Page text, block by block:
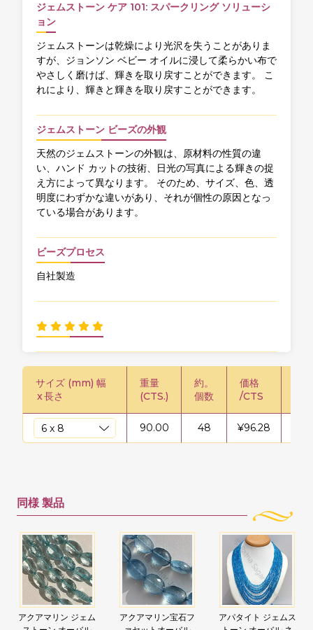
ジェムストーン ケア 101: スパークリング ソリューシ
ョン
ジェムストーンは乾燥により光沢を失うことがありま
すが、ジョンソン ベビー オイルに浸して柔らかい布で
やさしく磨けば、輝きを取り戻すことができます。 こ
れにより、輝きと輝きを取り戻すことができます。
ジェムストーン ビーズの外観
天然のジェムストーンの外観は、原材料の性質の違
い、ハンド カットの技術、日光の写真による輝きの捉
え方によって異なります。 そのため、サイズ、色、透
明度にわずかな違いがあり、それが個性の原因となっ
ている場合があります。
ビーズプロセス
自社製造
サイズ (mm) 幅
x長さ
重量
(CTS.)
約。
個数
価格
/CTS
90.00 48 ¥96.28
同様 製品
アクアマリン ジェム
アクアマリン宝石フ
アパタイト ジェムス